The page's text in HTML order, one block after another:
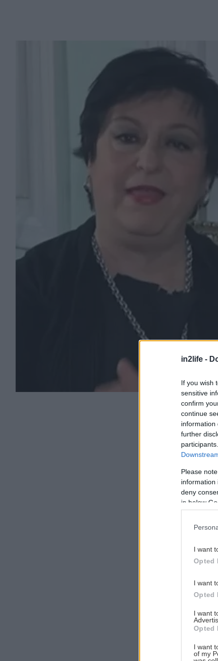
in2life -
If you wish
sensitive
confirm
continue
information
further
Please
information
deny
in below
I want
Opted
I want
Opted
I want
Opted
I want
of my